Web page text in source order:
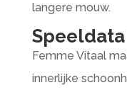
langere mouw.
Femme Vitaal
innerlijke